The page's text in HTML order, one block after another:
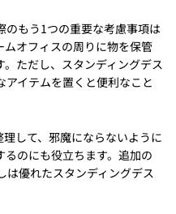
のもう1つの重要な考慮事項は
オフィスの周りに物を保管
ただし、スタンディングデス
イテムを置くと便利なこと
して、邪魔にならないように
のにも役立ちます。追加の
優れたスタンディングデス